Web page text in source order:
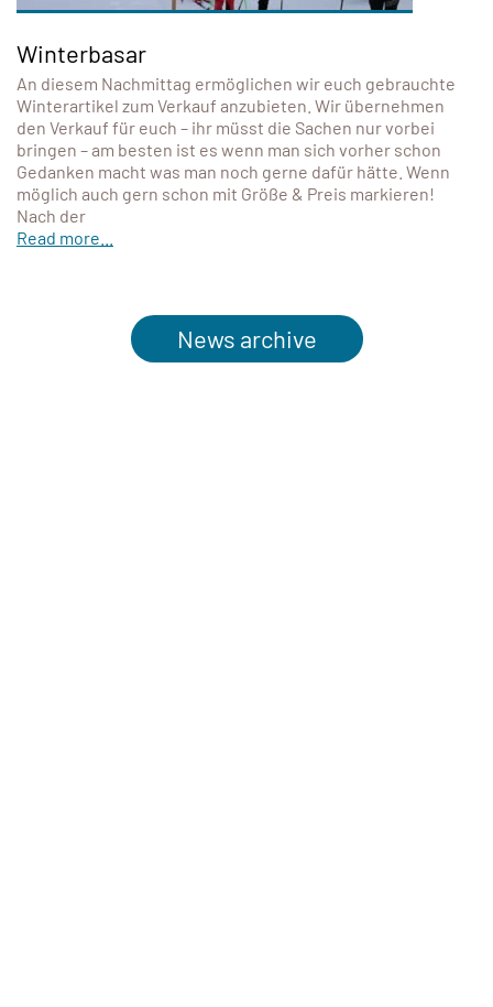
Winterbasar
An diesem Nachmittag ermöglichen wir euch gebrauchte
Winterartikel zum Verkauf anzubieten. Wir übernehmen
den Verkauf für euch – ihr müsst die Sachen nur vorbei
bringen – am besten ist es wenn man sich vorher schon
Gedanken macht was man noch gerne dafür hätte. Wenn
möglich auch gern schon mit Größe & Preis markieren!
Nach der
Read more...
News archive